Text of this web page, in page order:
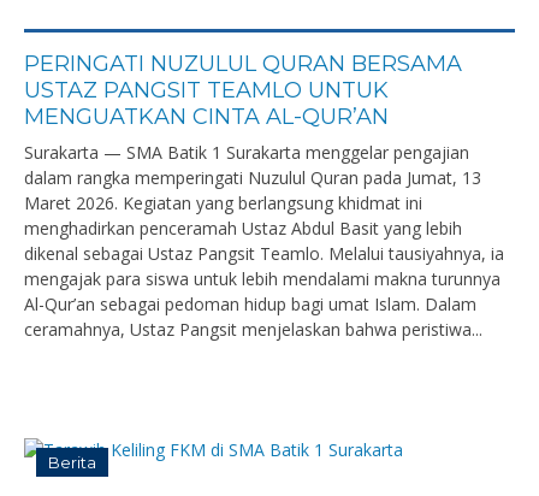
PERINGATI NUZULUL QURAN BERSAMA
USTAZ PANGSIT TEAMLO UNTUK
MENGUATKAN CINTA AL-QUR’AN
Surakarta — SMA Batik 1 Surakarta menggelar pengajian
dalam rangka memperingati Nuzulul Quran pada Jumat, 13
Maret 2026. Kegiatan yang berlangsung khidmat ini
menghadirkan penceramah Ustaz Abdul Basit yang lebih
dikenal sebagai Ustaz Pangsit Teamlo. Melalui tausiyahnya, ia
mengajak para siswa untuk lebih mendalami makna turunnya
Al-Qur’an sebagai pedoman hidup bagi umat Islam. Dalam
ceramahnya, Ustaz Pangsit menjelaskan bahwa peristiwa...
Berita